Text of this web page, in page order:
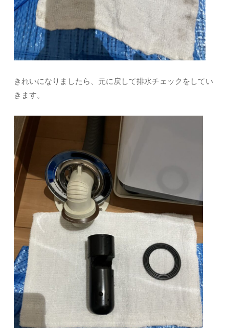
きれいになりましたら、元に戻して排水チェックをしてい
きます。